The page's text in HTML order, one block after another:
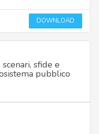
DOWNLOAD
sfide e
pubblico